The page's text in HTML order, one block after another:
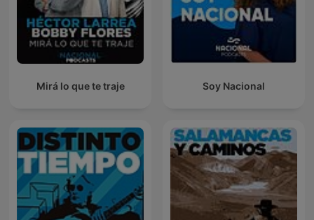
Mirá lo que te traje Soy Nacional